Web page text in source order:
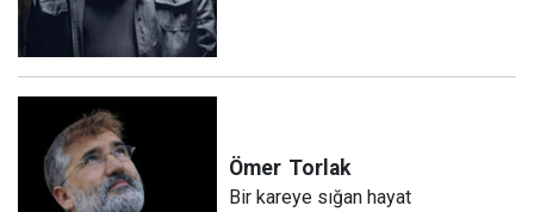
Ömer Torlak
Bir kareye sığan hayat